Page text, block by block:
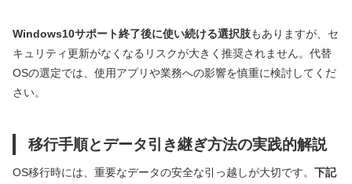
Windows10サポート終了後に使い続ける選択肢もありますが、セ
キュリティ更新がなくなるリスクが大きく推奨されません。代替
OSの選定では、使用アプリや業務への影響を慎重に検討してくだ
さい。
移行手順とデータ引き継ぎ方法の実践的解説
OS移行時には、重要なデータの安全な引っ越しが大切です。 下記